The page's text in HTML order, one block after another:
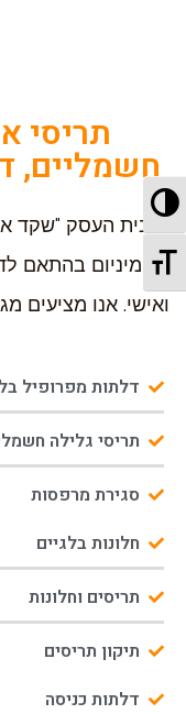
מתג ניגודיות
מתג גודל גופן
תריסי
חשמליים,
בית העסק "שקד
אלומיניום בהתאם
ואישי. אנו מציעים
דלתות מפרופיל
תריסי גלילה
סגירת מרפסות
חלונות בלגיים
תריסים וחלונות
תיקון תריסים
דלתות כניסה